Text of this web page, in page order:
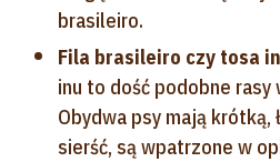
brasileiro.
Fila brasileiro czy tosa
inu to dość podobne rasy
Obydwa psy mają krótką,
sierść, są wpatrzone w